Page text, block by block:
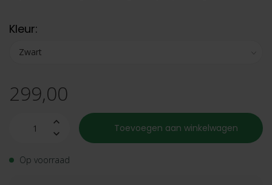
Kleur:
299,00
Toevoegen aan winkelwagen
Op voorraad